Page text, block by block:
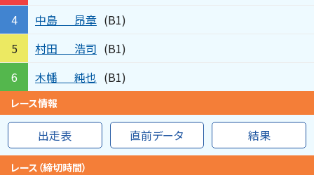
4
中島 昂章 (B1)
5
村田 浩司 (B1)
6
木幡 純也 (B1)
レース情報
出走表 直前データ 結果
レース（締切時間）